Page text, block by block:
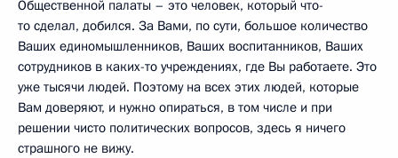
Общественной палаты – это человек, который что-
то сделал, добился. За Вами, по сути, большое количество
Ваших единомышленников, Ваших воспитанников, Ваших
сотрудников в каких-то учреждениях, где Вы работаете. Это
уже тысячи людей. Поэтому на всех этих людей, которые
Вам доверяют, и нужно опираться, в том числе и при
решении чисто политических вопросов, здесь я ничего
страшного не вижу.